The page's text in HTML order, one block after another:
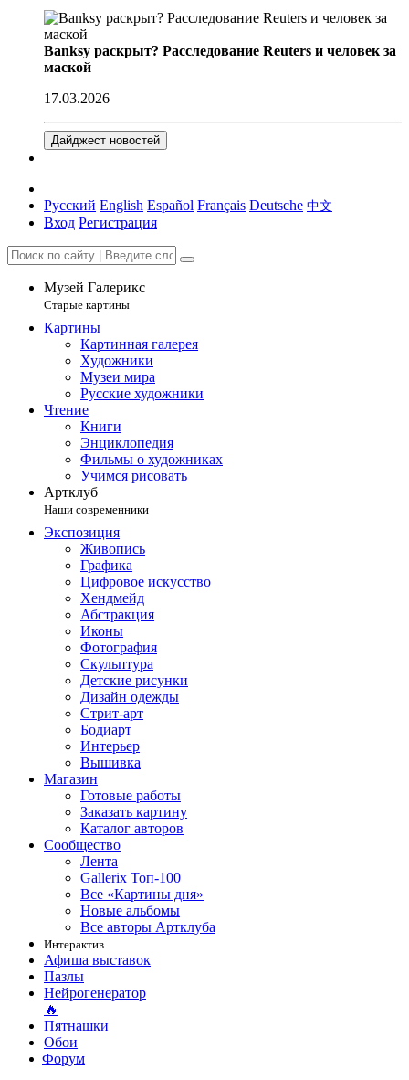
Banksy раскрыт? Расследование Reuters и человек за
маской
17.03.2026
Дайджест новостей
Русский English Español Français Deutsche 中文
Вход Регистрация
Музей Галерикс
Старые картины
Картины
Картинная галерея
Художники
Музеи мира
Русские художники
Чтение
Книги
Энциклопедия
Фильмы о художниках
Учимся рисовать
Артклуб
Наши современники
Экспозиция
Живопись
Графика
Цифровое искусство
Хендмейд
Абстракция
Иконы
Фотография
Скульптура
Детские рисунки
Дизайн одежды
Стрит-арт
Бодиарт
Интерьер
Вышивка
Магазин
Готовые работы
Заказать картину
Каталог авторов
Сообщество
Лента
Gallerix Топ-100
Все «Картины дня»
Новые альбомы
Все авторы Артклуба
Интерактив
Афиша выставок
Пазлы
Нейрогенератор
🔥
Пятнашки
Обои
Форум